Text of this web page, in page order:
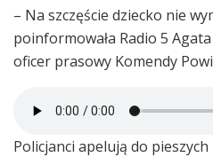
– Na szczęście dziecko nie
poinformowała Radio 5
oficer prasowy Komendy
Policjanci apelują do